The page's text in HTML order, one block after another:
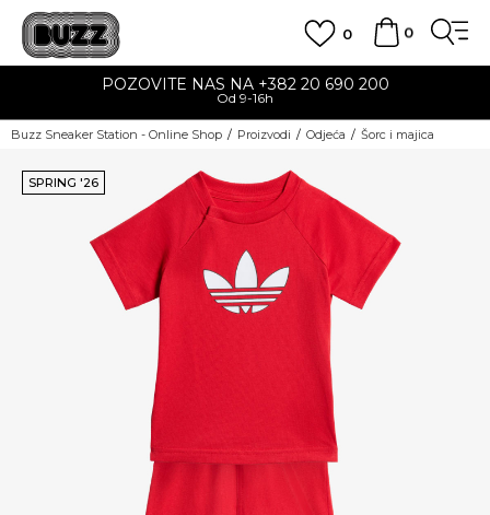
0
0
POZOVITE NAS NA +382 20 690 200
Od 9-16h
Buzz Sneaker Station - Online Shop Proizvodi Odjeća Šorc i majica
SPRING '26